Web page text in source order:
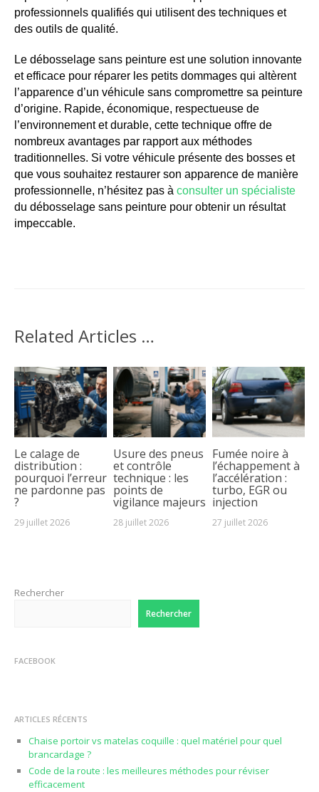
professionnels qualifiés qui utilisent des techniques et
des outils de qualité.
Le débosselage sans peinture est une solution innovante
et efficace pour réparer les petits dommages qui altèrent
l’apparence d’un véhicule sans compromettre sa peinture
d’origine. Rapide, économique, respectueuse de
l’environnement et durable, cette technique offre de
nombreux avantages par rapport aux méthodes
traditionnelles. Si votre véhicule présente des bosses et
que vous souhaitez restaurer son apparence de manière
professionnelle, n’hésitez pas à consulter un spécialiste
du débosselage sans peinture pour obtenir un résultat
impeccable.
Related Articles …
Le calage de
distribution :
pourquoi l’erreur
ne pardonne pas
?
29 juillet 2026
Usure des pneus
et contrôle
technique : les
points de
vigilance majeurs
28 juillet 2026
Fumée noire à
l’échappement à
l’accélération :
turbo, EGR ou
injection
27 juillet 2026
Rechercher
Rechercher
FACEBOOK
ARTICLES RÉCENTS
Chaise portoir vs matelas coquille : quel matériel pour quel
brancardage ?
Code de la route : les meilleures méthodes pour réviser
efficacement